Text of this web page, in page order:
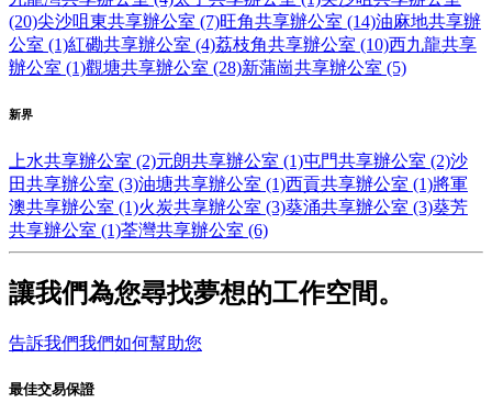
(20)尖沙咀東共享辦公室 (7)旺角共享辦公室 (14)油麻地共享辦
公室 (1)紅磡共享辦公室 (4)荔枝角共享辦公室 (10)西九龍共享
辦公室 (1)觀塘共享辦公室 (28)新蒲崗共享辦公室 (5)
新界
上水共享辦公室 (2)元朗共享辦公室 (1)屯門共享辦公室 (2)沙
田共享辦公室 (3)油塘共享辦公室 (1)西貢共享辦公室 (1)將軍
澳共享辦公室 (1)火炭共享辦公室 (3)葵涌共享辦公室 (3)葵芳
共享辦公室 (1)荃灣共享辦公室 (6)
讓我們為您尋找夢想的工作空間。
告訴我們我們如何幫助您
最佳交易保證